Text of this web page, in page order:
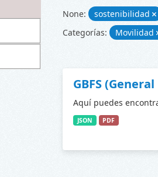
None: sostenibilidad
Categorías:
Movilidad
GBFS
Aquí puedes
JSON PDF